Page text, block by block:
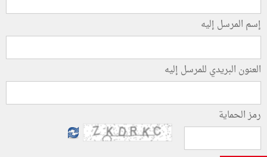
إسم المرسل إليه
العنون البريدي للمرسل إليه
رمز الحماية